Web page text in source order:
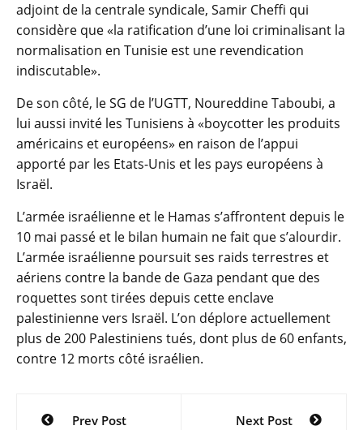
adjoint de la centrale syndicale, Samir Cheffi qui
considère que «la ratification d’une loi criminalisant la
normalisation en Tunisie est une revendication
indiscutable».
De son côté, le SG de l’UGTT, Noureddine Taboubi, a
lui aussi invité les Tunisiens à «boycotter les produits
américains et européens» en raison de l’appui
apporté par les Etats-Unis et les pays européens à
Israël.
L’armée israélienne et le Hamas s’affrontent depuis le
10 mai passé et le bilan humain ne fait que s’alourdir.
L’armée israélienne poursuit ses raids terrestres et
aériens contre la bande de Gaza pendant que des
roquettes sont tirées depuis cette enclave
palestinienne vers Israël. L’on déplore actuellement
plus de 200 Palestiniens tués, dont plus de 60 enfants,
contre 12 morts côté israélien.
Navigation
Prev Post Next Post